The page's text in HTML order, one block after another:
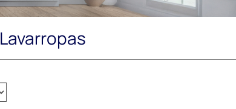
Lavarropas